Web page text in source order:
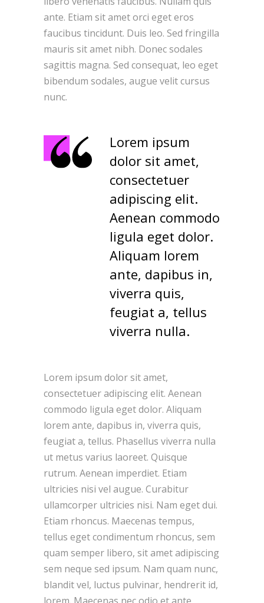
ante. Etiam sit amet orci eget eros
faucibus tincidunt. Duis leo. Sed fringilla
mauris sit amet nibh. Donec sodales
sagittis magna. Sed consequat, leo eget
bibendum sodales, augue velit cursus
nunc.
Lorem ipsum
dolor sit amet,
consectetuer
adipiscing elit.
Aenean commodo
ligula eget dolor.
Aliquam lorem
ante, dapibus in,
viverra quis,
feugiat a, tellus
viverra nulla.
Lorem ipsum dolor sit amet,
consectetuer adipiscing elit. Aenean
commodo ligula eget dolor. Aliquam
lorem ante, dapibus in, viverra quis,
feugiat a, tellus. Phasellus viverra nulla
ut metus varius laoreet. Quisque
rutrum. Aenean imperdiet. Etiam
ultricies nisi vel augue. Curabitur
ullamcorper ultricies nisi. Nam eget dui.
Etiam rhoncus. Maecenas tempus,
tellus eget condimentum rhoncus, sem
quam semper libero, sit amet adipiscing
sem neque sed ipsum. Nam quam nunc,
blandit vel, luctus pulvinar, hendrerit id,